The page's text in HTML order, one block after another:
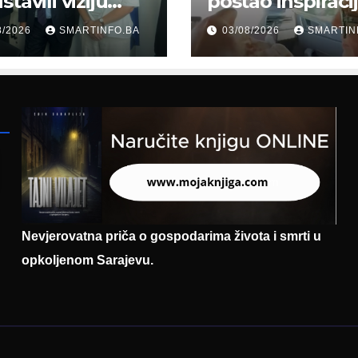
Bosne i
2026 SMARTINFO.BA
šale: Građani
parodiju poslali
poruku
03/08/2026
Nevjerovatna priča o gospodarima života i smrti u
opkoljenom Sarajevu.